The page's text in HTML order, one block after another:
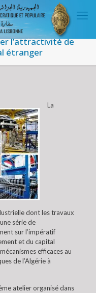
l’attractivité de
étranger
La
dont les travaux
série de
sur l’impératif
et du capital
efficaces au
de l’Algérie à
atelier organisé dans